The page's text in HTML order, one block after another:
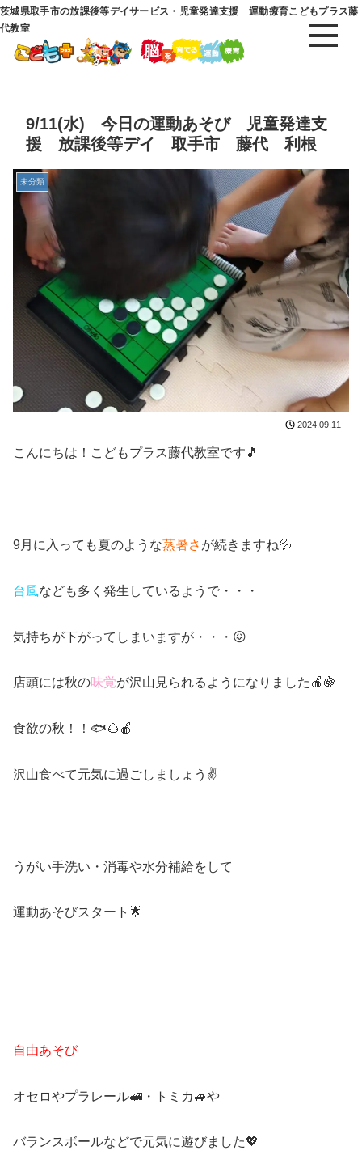
茨城県取手市の放課後等デイサービス・児童発達支援 運動療育こどもプラス藤
代教室
9/11(水) 今日の運動あそび 児童発達支
援 放課後等デイ 取手市 藤代 利根
未分類
2024.09.11
こんにちは！こどもプラス藤代教室です🎵
9月に入っても夏のような蒸暑さ が続きますね💦
台風なども多く発生しているようで・・・
気持ちが下がってしまいますが・・・😖
店頭には秋の味覚が沢山見られるようになりました🍎🍇
食欲の秋！！🐟🌰🍎
沢山食べて元気に過ごしましょう✌
うがい手洗い・消毒や水分補給をして
運動あそびスタート🌟
自由あそび
オセロやプラレール🚅・トミカ🚙や
バランスボールなどで元気に遊びました💖